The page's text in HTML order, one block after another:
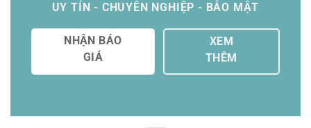
UY TÍN - CHUYÊN NGHIỆP - BẢO MẬT
NHẬN BÁO
GIÁ
XEM
THÊM